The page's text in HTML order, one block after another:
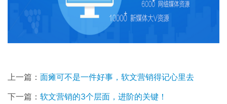
上一篇： 面瘫可不是一件好事，软文营销得记心里去
下一篇： 软文营销的3个层面，进阶的关键！